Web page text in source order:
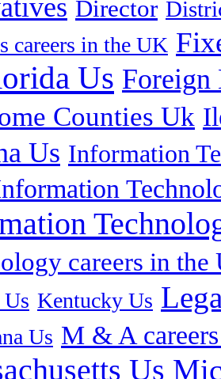
Director
careers in the UK
Us Foreign
Counties Uk
Us Information
careers in the
Us Kentucky Us
Us M & A
Us